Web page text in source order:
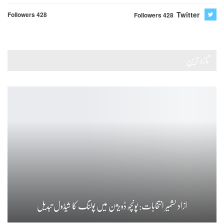
Twitter
Followers 428
Followers 428
آزاد کشمیر انتخابات: پونچھ ڈویژن میں پولنگ کا شیڈول تبدیل